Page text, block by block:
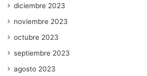
diciembre 2023
noviembre 2023
octubre 2023
septiembre 2023
agosto 2023